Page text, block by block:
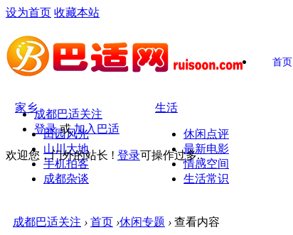
设为首页 收藏本站
成都巴适关注
登录 或 加入巴适
欢迎您，门外的站长 ! 登录可操作过多..
首页
家乡
田园风光
山川大地
手机拍客
成都杂谈
生活
休闲点评
最新电影
情感空间
生活常识
成都巴适关注 › 首页 ›休闲专题 › 查看内容